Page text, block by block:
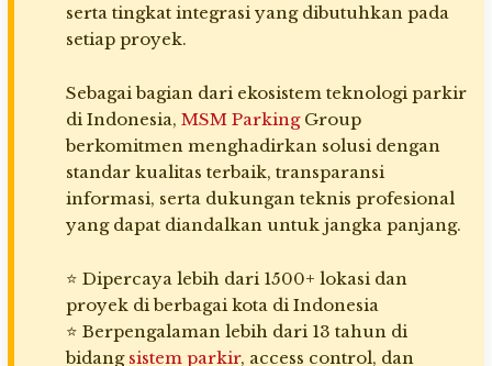
serta tingkat integrasi yang dibutuhkan pada
setiap proyek.
Sebagai bagian dari ekosistem teknologi parkir
di Indonesia, MSM ParkingGroup
berkomitmen menghadirkan solusi dengan
standar kualitas terbaik, transparansi
informasi, serta dukungan teknis profesional
yang dapat diandalkan untuk jangka panjang.
⭐ Dipercaya lebih dari 1500+ lokasi dan
proyek di berbagai kota di Indonesia
⭐ Berpengalaman lebih dari 13 tahun di
bidang sistem parkir, access control, dan